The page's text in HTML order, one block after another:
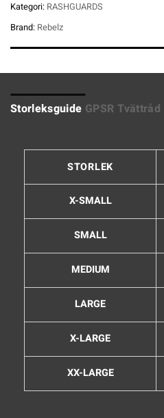
Kategori: RASHGUARDS
Brand: Rebelz
Storleksguide GPSR Tvättråd
STORLEK
X-SMALL
SMALL
MEDIUM
LARGE
X-LARGE
XX-LARGE